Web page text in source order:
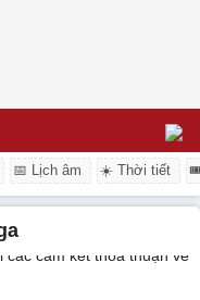
📅 Lịch âm ☀️ Thời tiết